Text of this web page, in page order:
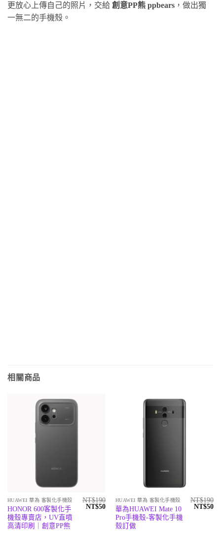
更放心上傳自己的照片，交給 創意PP熊 ppbears ，做出獨
一無二的手機殼。
相關商品
HUAWEI 華為 客製化手機殼
HONOR 600客製化手
機殼專賣店，UV直噴
高清印刷｜創意PP熊
NT$190
原
NT$50目
格：
HUAWEI 華為 客製化手機殼
華為HUAWEI Mate 10
Pro手機殼-客製化手機
殼訂做
NT$190
原
NT$50目